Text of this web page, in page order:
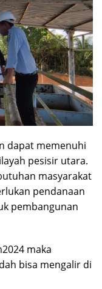
dapat memenuhi
pesisir utara.
masyarakat
pendanaan
pembangunan
maka
bisa mengalir di